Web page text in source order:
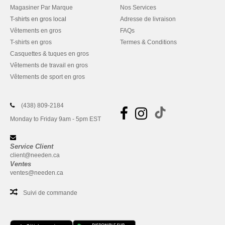
Magasiner Par Marque
T-shirts en gros local
Vêtements en gros
T-shirts en gros
Casquettes & tuques en gros
Vêtements de travail en gros
Vêtements de sport en gros
Nos Services
Adresse de livraison
FAQs
Termes & Conditions
(438) 809-2184
Monday to Friday 9am - 5pm EST
Service Client
client@needen.ca
Ventes
ventes@needen.ca
Suivi de commande